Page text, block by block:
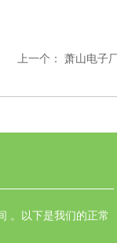
上一个： 萧山电子
。以下是我们的正常